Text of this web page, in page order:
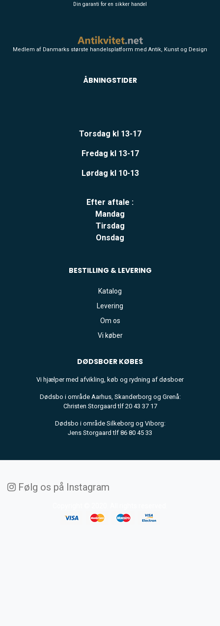
Din garanti for en sikker handel
Medlem af Danmarks største handelsplatform med Antik, Kunst og Design
ÅBNINGSTIDER
Torsdag kl 13-17
Fredag kl 13-17
Lørdag kl 10-13
Efter aftale :
Mandag
Tirsdag
Onsdag
BESTILLING & LEVERING
Katalog
Levering
Om os
Vi køber
DØDSBOER KØBES
Vi hjælper med afvikling, køb og rydning af døsboer
Dødsbo i område Aarhus, Skanderborg og Grenå:
Christen Storgaard tlf 20 43 37 17
Dødsbo i område Silkeborg og Viborg:
Jens Storgaard tlf 86 80 45 33
Følg os på Instagram